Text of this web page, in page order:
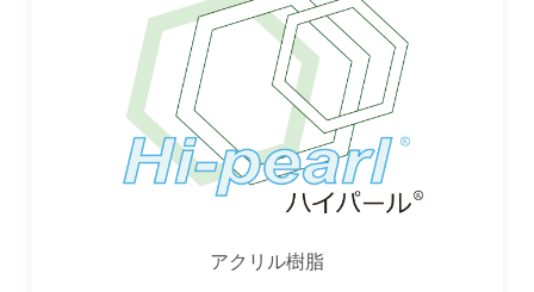
アクリル樹脂